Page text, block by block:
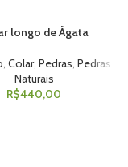
longo de Ágata
, Colar, Pedras, Pedras
Naturais
R$440,00